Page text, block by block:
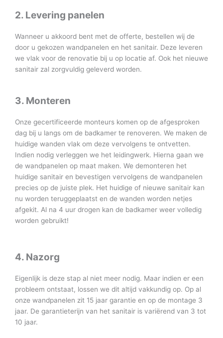
2. Levering panelen
Wanneer u akkoord bent met de offerte, bestellen wij de
door u gekozen wandpanelen en het sanitair. Deze leveren
we vlak voor de renovatie bij u op locatie af. Ook het nieuwe
sanitair zal zorgvuldig geleverd worden.
3. Monteren
Onze gecertificeerde monteurs komen op de afgesproken
dag bij u langs om de badkamer te renoveren. We maken de
huidige wanden vlak om deze vervolgens te ontvetten.
Indien nodig verleggen we het leidingwerk. Hierna gaan we
de wandpanelen op maat maken. We demonteren het
huidige sanitair en bevestigen vervolgens de wandpanelen
precies op de juiste plek. Het huidige of nieuwe sanitair kan
nu worden teruggeplaatst en de wanden worden netjes
afgekit. Al na 4 uur drogen kan de badkamer weer volledig
worden gebruikt!
4. Nazorg
Eigenlijk is deze stap al niet meer nodig. Maar indien er een
probleem ontstaat, lossen we dit altijd vakkundig op. Op al
onze wandpanelen zit 15 jaar garantie en op de montage 3
jaar. De garantieterijn van het sanitair is variërend van 3 tot
10 jaar.